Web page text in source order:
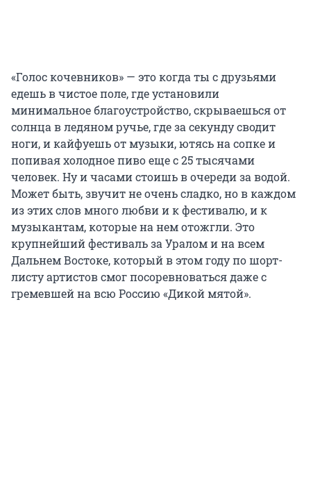
«Голос кочевников» — это когда ты с друзьями
едешь в чистое поле, где установили
минимальное благоустройство, скрываешься от
солнца в ледяном ручье, где за секунду сводит
ноги, и кайфуешь от музыки, ютясь на сопке и
попивая холодное пиво еще с 25 тысячами
человек. Ну и часами стоишь в очереди за водой.
Может быть, звучит не очень сладко, но в каждом
из этих слов много любви и к фестивалю, и к
музыкантам, которые на нем отожгли. Это
крупнейший фестиваль за Уралом и на всем
Дальнем Востоке, который в этом году по шорт-
листу артистов смог посоревноваться даже с
гремевшей на всю Россию «Дикой мятой».